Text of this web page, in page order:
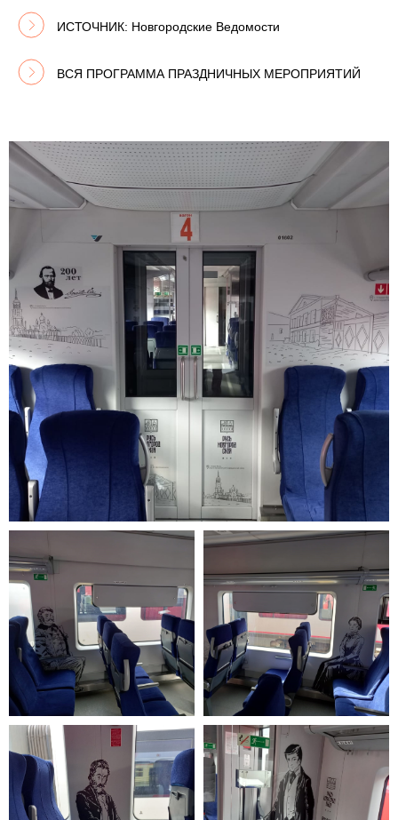
ИСТОЧНИК: Новгородские Ведомости
ВСЯ ПРОГРАММА ПРАЗДНИЧНЫХ МЕРОПРИЯТИЙ